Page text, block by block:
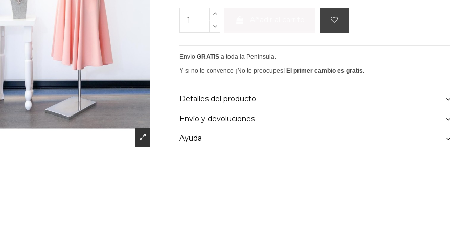
Envío GRATIS a toda la Península.
Y si no te convence ¡No te preocupes! El primer cambio es gratis.
Detalles del producto
Envío y devoluciones
Ayuda